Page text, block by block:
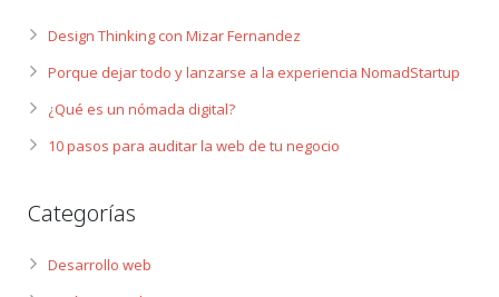
Design Thinking con Mizar Fernandez
Porque dejar todo y lanzarse a la experiencia NomadStartup
¿Qué es un nómada digital?
10 pasos para auditar la web de tu negocio
Categorías
Desarrollo web